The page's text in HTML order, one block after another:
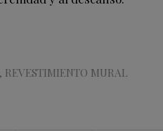
, REVESTIMIENTO MURAL